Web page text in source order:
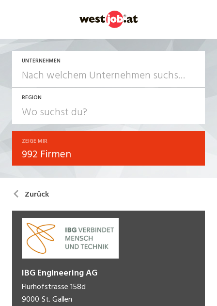
UNTERNEHMEN
REGION
ZEIGE MIR
992 Firmen
Zurück
IBG Engineering AG
Flurhofstrasse 158d
9000 St. Gallen